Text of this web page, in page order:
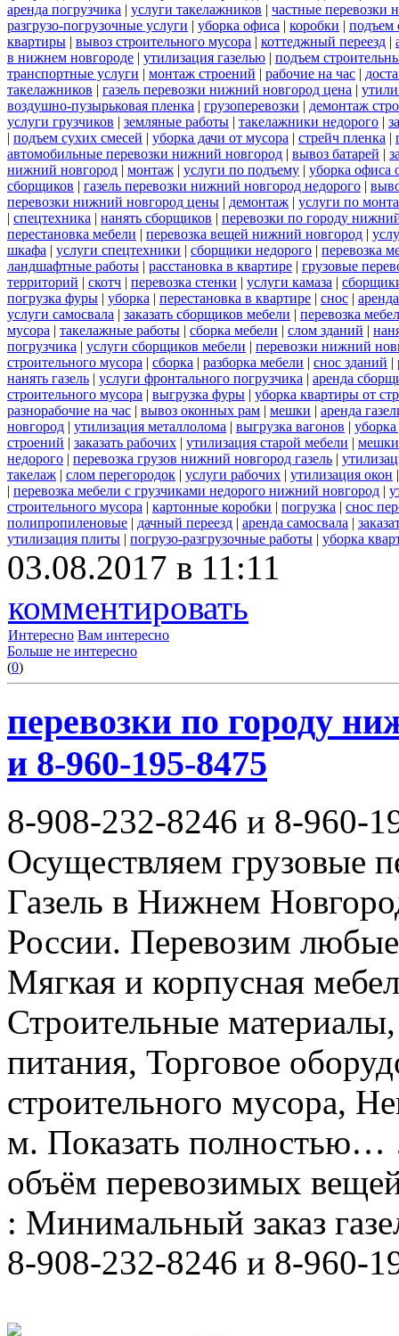
аренда погрузчика | услуги такелажников | частные перевозки
разгрузо-погрузочные услуги | уборка офиса | коробки | подъем
квартиры | вывоз строительного мусора | коттеджный переезд |
в нижнем новгороде | утилизация газелью | подъем
транспортные услуги | монтаж строений | рабочие на час |
такелажников | газель перевозки нижний новгород цена |
воздушно-пузырьковая пленка | грузоперевозки | демонтаж
услуги грузчиков | земляные работы | такелажники недорого |
| подъем сухих смесей | уборка дачи от мусора | стрейч пленка |
автомобильные перевозки нижний новгород | вывоз батарей |
нижний новгород | монтаж | услуги по подъему | уборка офиса
сборщиков | газель перевозки нижний новгород недорого |
перевозки нижний новгород цены | демонтаж | услуги по
| спецтехника | нанять сборщиков | перевозки по городу
перестановка мебели | перевозка вещей нижний новгород |
шкафа | услуги спецтехники | сборщики недорого | перевозка
ландшафтные работы | расстановка в квартире | грузовые
территорий | скотч | перевозка стенки | услуги камаза |
погрузка фуры | уборка | перестановка в квартире | снос |
услуги самосвала | заказать сборщиков мебели | перевозка
мусора | такелажные работы | сборка мебели | слом зданий |
погрузчика | услуги сборщиков мебели | перевозки нижний
строительного мусора | сборка | разборка мебели | снос зданий |
нанять газель | услуги фронтального погрузчика | аренда
строительного мусора | выгрузка фуры | уборка квартиры от
разнорабочие на час | вывоз оконных рам | мешки | аренда
новгород | утилизация металлолома | выгрузка вагонов |
строений | заказать рабочих | утилизация старой мебели |
недорого | перевозка грузов нижний новгород газель |
такелаж | слом перегородок | услуги рабочих | утилизация окон
| перевозка мебели с грузчиками недорого нижний новгород |
строительного мусора | картонные коробки | погрузка | снос
полипропиленовые | дачный переезд | аренда самосвала |
утилизация плиты | погрузо-разгрузочные работы | уборка
03.08.2017 в 11:11
комментировать
Интересно Вам интересно
Больше не интересно
(0)
перевозки по городу
и 8-960-195-8475
8-908-232-8246 и 8-960-
Осуществляем грузовые
Газель в Нижнем
России. Перевозим
Мягкая и корпусная
Строительные
питания, Торговое
строительного мусора,
м. Показать полностью…
объём перевозимых
: Минимальный заказ
8-908-232-8246 и 8-960-